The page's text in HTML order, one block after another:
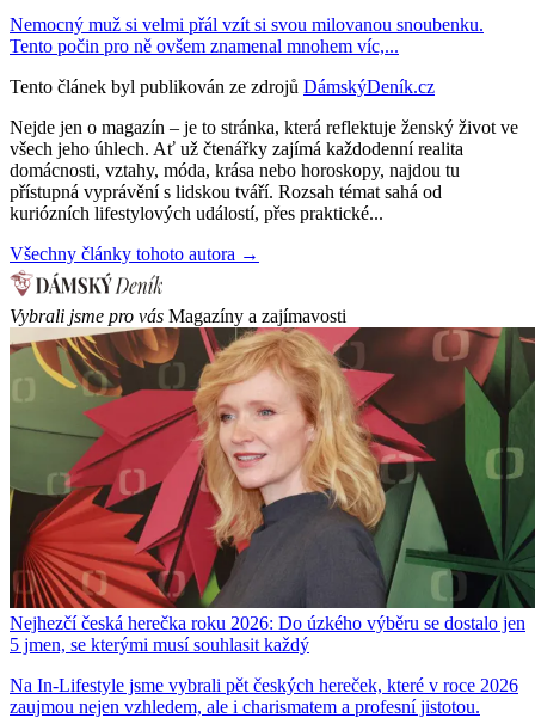
Nemocný muž si velmi přál vzít si svou milovanou snoubenku.
Tento počin pro ně ovšem znamenal mnohem víc,...
Tento článek byl publikován ze zdrojů DámskýDeník.cz
Nejde jen o magazín – je to stránka, která reflektuje ženský život ve
všech jeho úhlech. Ať už čtenářky zajímá každodenní realita
domácnosti, vztahy, móda, krása nebo horoskopy, najdou tu
přístupná vyprávění s lidskou tváří. Rozsah témat sahá od
kuriózních lifestylových událostí, přes praktické...
Všechny články tohoto autora →
Vybrali jsme pro vás Magazíny a zajímavosti
Nejhezčí česká herečka roku 2026: Do úzkého výběru se dostalo jen
5 jmen, se kterými musí souhlasit každý
Na In-Lifestyle jsme vybrali pět českých hereček, které v roce 2026
zaujmou nejen vzhledem, ale i charismatem a profesní jistotou.